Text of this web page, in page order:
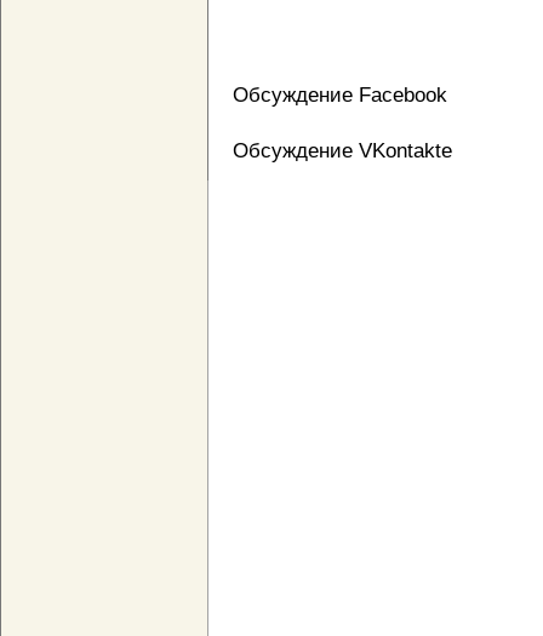
Обсуждение Facebook
Обсуждение VKontakte